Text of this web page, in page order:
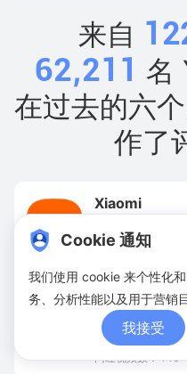
来自
62,211 名
在过去的六
作了
Xiaomi
Youtube 网红数
网红视频数：
Asus
Youtube 网红数
网红视频数：446
Cookie 通知
我们使用 cookie 来个性化
务、分析性能以及用于营销
我接受